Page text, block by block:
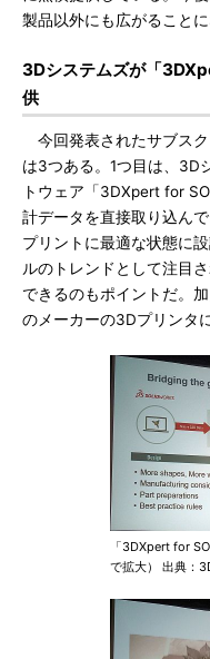
製品以外にも広がることに
3Dシステムズが「
供
今回発表されたサブス
は3つある。1つ目は、3D
トウェア「3DXpert for
計データを直接取り込ん
プリントに最適な状態に
ルのトレンドとして注目
できるのもポイントだ。
のメーカーの3Dプリンタ
「3DXpert for
で拡大） 出典：